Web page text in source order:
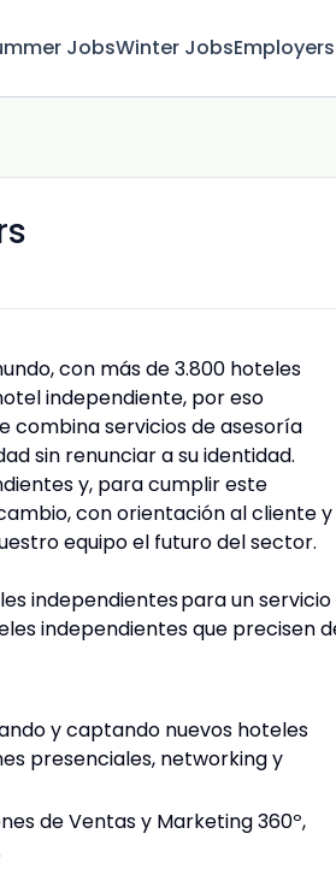
JobsWinter JobsEmployers
con más de 3.800 hoteles
independiente, por eso
combina servicios de asesoría
sin renunciar a su identidad.
y, para cumplir este
con orientación al cliente y
equipo el futuro del sector.
independientes para un servicio
independientes que precisen
y captando nuevos hoteles
presenciales, networking y
de Ventas y Marketing 360º,